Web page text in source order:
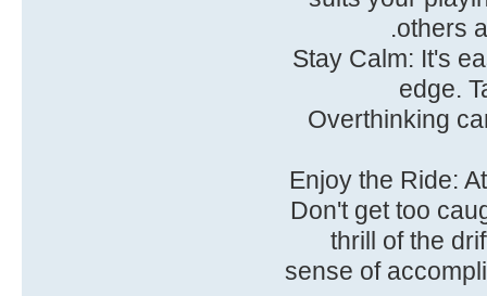
others
• Stay Calm: It's
edge.
Overthinking
• Enjoy the Ride:
Don't get too
thrill of the
sense of